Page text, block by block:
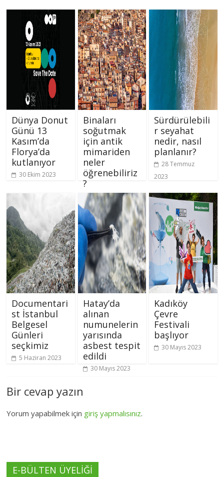
Dünya Donut
Günü 13
Kasım’da
Florya’da
kutlanıyor
30 Ekim 2023
Binaları
soğutmak
için antik
mimariden
neler
öğrenebiliriz
?
28 Ağustos
2023
Sürdürülebili
r seyahat
nedir, nasıl
planlanır?
28 Temmuz
2023
Documentari
st İstanbul
Belgesel
Günleri
seçkimiz
5 Haziran 2023
Hatay’da
alınan
numunelerin
yarısında
asbest tespit
edildi
30 Mayıs 2023
Kadıköy
Çevre
Festivali
başlıyor
30 Mayıs 2023
Bir cevap yazın
Yorum yapabilmek için giriş yapmalısınız.
E-BÜLTEN ÜYELİĞİ